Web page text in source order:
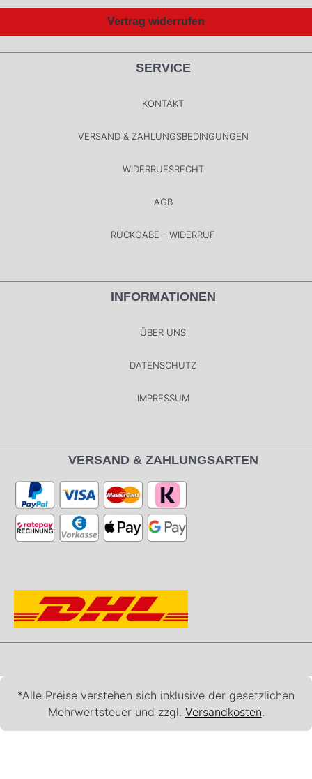
Vertrag widerrufen
SERVICE
KONTAKT
VERSAND & ZAHLUNGSBEDINGUNGEN
WIDERRUFSRECHT
AGB
RÜCKGABE - WIDERRUF
INFORMATIONEN
ÜBER UNS
DATENSCHUTZ
IMPRESSUM
VERSAND & ZAHLUNGSARTEN
*Alle Preise verstehen sich inklusive der gesetzlichen
Mehrwertsteuer und zzgl. Versandkosten.